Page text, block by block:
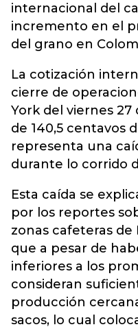
internacional del
incremento en el
del grano en
La cotización
cierre de
York del viernes 27
de 140,5 centavos
representa una
durante lo corrido
Esta caída se
por los reportes
zonas cafeteras de
que a pesar de
inferiores a los
consideran
producción
sacos, lo cual